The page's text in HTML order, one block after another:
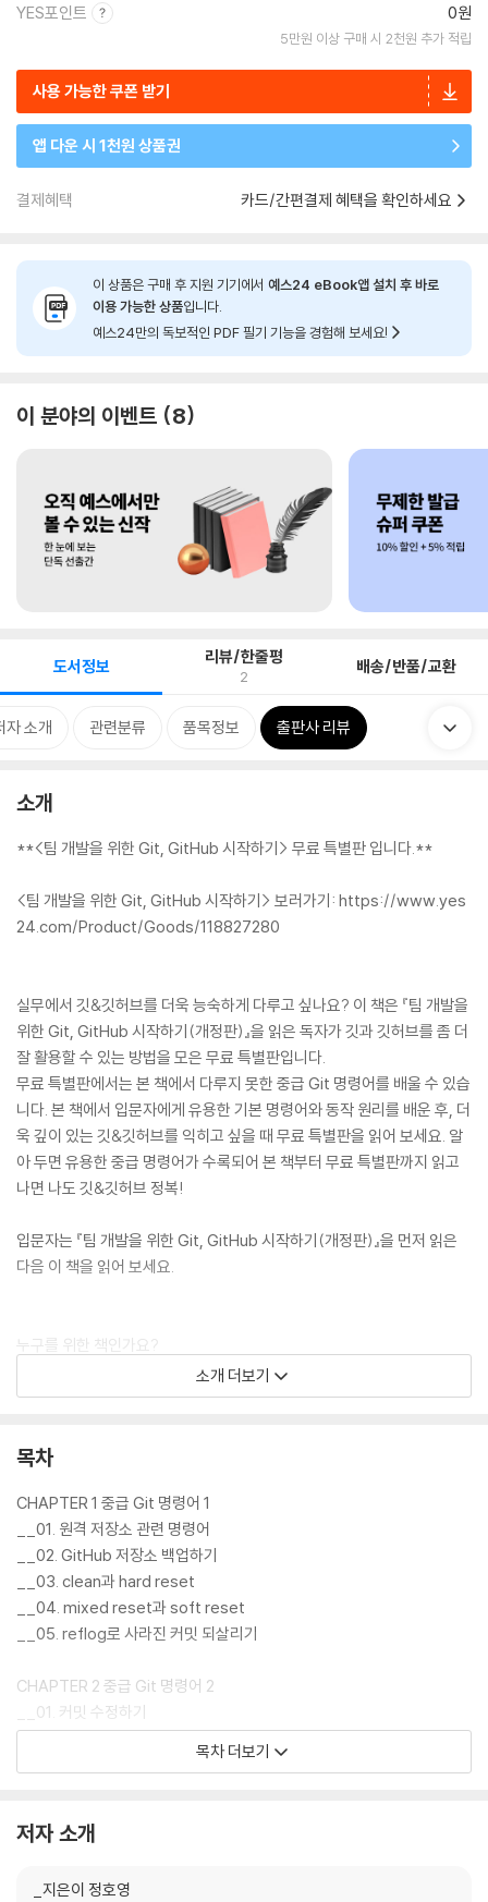
YES포인트 0원
5만원 이상 구매 시 2천원 추가 적립
사용 가능한 쿠폰 받기
앱 다운 시 1천원 상품권
결제혜택 카드/간편결제 혜택을 확인하세요
이 상품은 구매 후 지원 기기에서 예스24 eBook앱 설치 후 바로
이용 가능한 상품입니다.
예스24만의 독보적인 PDF 필기 기능을 경험해 보세요!
이 분야의 이벤트 8
도서정보 리뷰/한줄평
2 배송/반품/교환
자 소개 관련분류 품목정보 출판사 리뷰
소개
**<팀 개발을 위한 Git, GitHub 시작하기> 무료 특별판 입니다.**
<팀 개발을 위한 Git, GitHub 시작하기> 보러가기: https://www.yes
24.com/Product/Goods/118827280
실무에서 깃&깃허브를 더욱 능숙하게 다루고 싶나요? 이 책은 『팀 개발을
위한 Git, GitHub 시작하기(개정판)』을 읽은 독자가 깃과 깃허브를 좀 더
잘 활용할 수 있는 방법을 모은 무료 특별판입니다.
무료 특별판에서는 본 책에서 다루지 못한 중급 Git 명령어를 배울 수 있습
니다. 본 책에서 입문자에게 유용한 기본 명령어와 동작 원리를 배운 후, 더
욱 깊이 있는 깃&깃허브를 익히고 싶을 때 무료 특별판을 읽어 보세요. 알
아 두면 유용한 중급 명령어가 수록되어 본 책부터 무료 특별판까지 읽고
나면 나도 깃&깃허브 정복!
입문자는 『팀 개발을 위한 Git, GitHub 시작하기(개정판)』을 먼저 읽은
다음 이 책을 읽어 보세요.
누구를 위한 책인가요?
● 팀 또는 개인 프로젝트를 깃&깃허브로 관리하고 싶은 개발자, 취준생,
● 오픈 소스 프로젝트 참여를 희망하는 개발자
자 하는 디자이너, 기획자
소개 더보기
목차
CHAPTER 1 중급 Git 명령어 1
__01. 원격 저장소 관련 명령어
__02. GitHub 저장소 백업하기
__03. clean과 hard reset
__04. mixed reset과 soft reset
__05. reflog로 사라진 커밋 되살리기
CHAPTER 2 중급 Git 명령어 2
__01. 커밋 수정하기
__02. diff로 변경사항 체크하기
__03. -X 옵션으로 충돌 해결하기
__01. stash로 임시 저장하기
목차 더보기
저자 소개
_지은이 정호영